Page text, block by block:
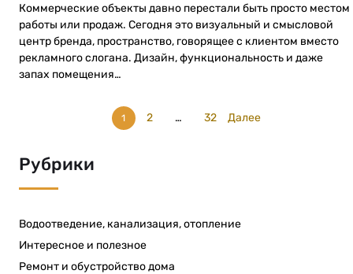
Коммерческие объекты давно перестали быть просто местом
работы или продаж. Сегодня это визуальный и смысловой
центр бренда, пространство, говорящее с клиентом вместо
рекламного слогана. Дизайн, функциональность и даже
запах помещения…
1 2 … 32 Далее
Рубрики
Водоотведение, канализация, отопление
Интересное и полезное
Ремонт и обустройство дома